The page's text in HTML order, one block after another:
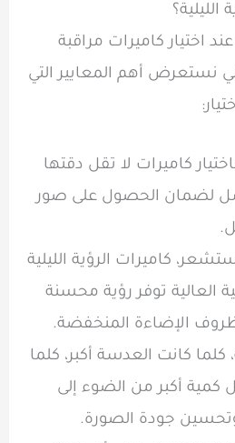
الليلية؟
اختيار كاميرات مراقبة
يلي نستعرض أهم المعايير التي
كاميرات لا تقل دقتها
بكسل لضمان الحصول على صور
كاميرات الرؤية الليلية
العالية توفر رؤية محسنة
الإضاءة المنخفضة.
كانت العدسة أكبر، كلما
أكبر من الضوء إلى
جودة الصورة.